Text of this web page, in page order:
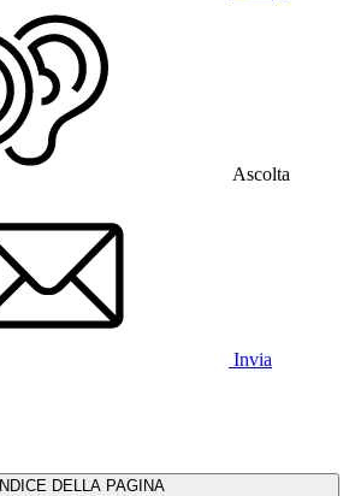
Ascolta
Invia
INDICE DELLA PAGINA